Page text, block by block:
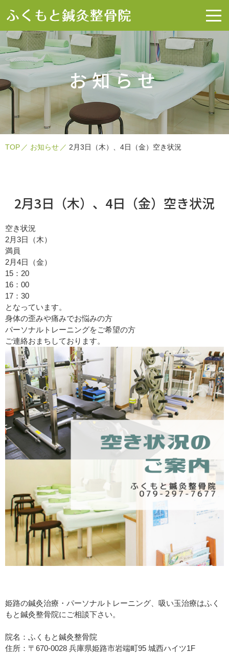
お知らせ
TOP お知らせ 2月3日（木）、4日（金）空き状況
2月3日（木）、4日（金）空き状況
空き状況
2月3日（木）
満員
2月4日（金）
15：20
16：00
17：30
となっています。
身体の歪みや痛みでお悩みの方
パーソナルトレーニングをご希望の方
ご連絡おまちしております。
姫路の鍼灸治療・パーソナルトレーニング、吸い玉治療はふく
もと鍼灸整骨院にご相談下さい。
院名：ふくもと鍼灸整骨院
住所：〒670-0028 兵庫県姫路市岩端町95 城西ハイツ1F